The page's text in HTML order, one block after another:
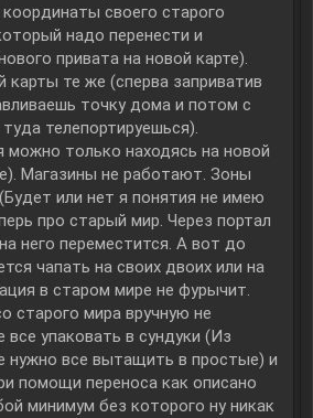
своего старого
надо перенести и
привата на новой карте).
те же (сперва заприватив
точку дома и потом с
телепортируешься).
можно только находясь на новой
Магазины не работают. Зоны
или нет я понятия не имею
про старый мир. Через портал
него переместится. А вот до
чапать на своих двоих или на
в старом мире не фурычит.
старого мира вручную не
упаковать в сундуки (Из
нужно все вытащить в простые) и
помощи переноса как описано
минимум без которого ну никак